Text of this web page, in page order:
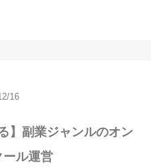
16
】副業ジャンルのオン
ール運営